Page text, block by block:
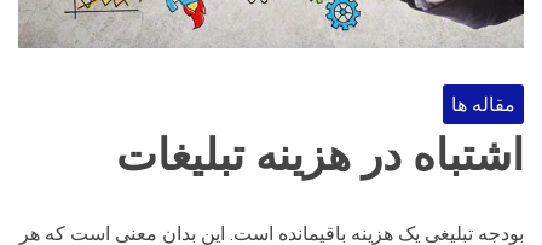
مقاله ها
اشتباه در هزینه تبلیغات
بودجه تبلیغی یک هزینه باقیمانده است. این بدان معنی است که هر